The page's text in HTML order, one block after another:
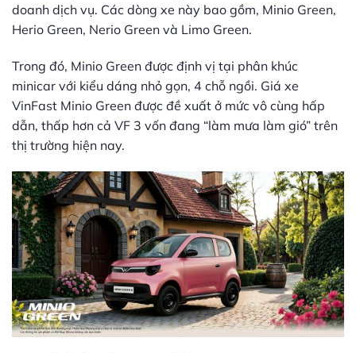
doanh dịch vụ. Các dòng xe này bao gồm, Minio Green,
Herio Green, Nerio Green và Limo Green.
Trong đó, Minio Green được định vị tại phân khúc
minicar với kiểu dáng nhỏ gọn, 4 chỗ ngồi. Giá xe
VinFast Minio Green được đề xuất ở mức vô cùng hấp
dẫn, thấp hơn cả VF 3 vốn đang “làm mưa làm gió” trên
thị trường hiện nay.